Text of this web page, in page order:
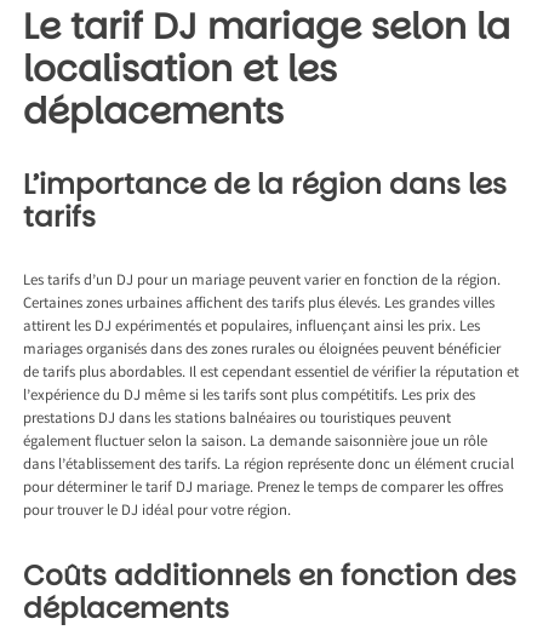
Le tarif DJ mariage selon la
localisation et les
déplacements
L’importance de la région dans les
tarifs
Les tarifs d’un DJ pour un mariage peuvent varier en fonction de la région.
Certaines zones urbaines affichent des tarifs plus élevés. Les grandes villes
attirent les DJ expérimentés et populaires, influençant ainsi les prix. Les
mariages organisés dans des zones rurales ou éloignées peuvent bénéficier
de tarifs plus abordables. Il est cependant essentiel de vérifier la réputation et
l’expérience du DJ même si les tarifs sont plus compétitifs. Les prix des
prestations DJ dans les stations balnéaires ou touristiques peuvent
également fluctuer selon la saison. La demande saisonnière joue un rôle
dans l’établissement des tarifs. La région représente donc un élément crucial
pour déterminer le tarif DJ mariage. Prenez le temps de comparer les offres
pour trouver le DJ idéal pour votre région.
Coûts additionnels en fonction des
déplacements